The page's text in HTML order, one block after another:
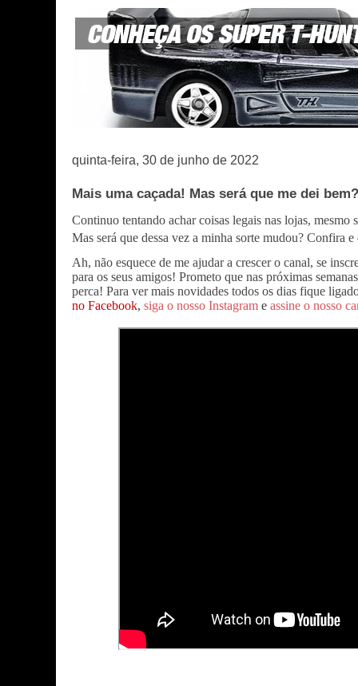
quinta-feira, 30 de junho de 2022
Mais uma caçada! Mas será que me dei bem?
Continuo tentando achar coisas legais nas lojas, mesmo
Mas será que dessa vez a minha sorte mudou? Confira
Ah, não esquece de me ajudar a crescer o canal, se
para os seus amigos! Prometo que nas próximas
perca! Para ver mais novidades todos os dias fique
no Facebook, siga o nosso Instagram e assine o nosso